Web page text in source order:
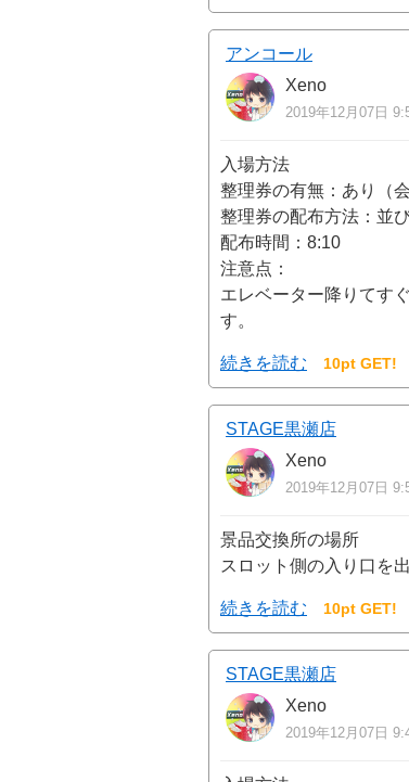
アンコール
Xeno
2019年12月07日
入場方法
整理券の有無：あり（
整理券の配布方法：並
配布時間：8:10
注意点：
エレベーター降りてす
す。
続きを読む 10pt GET!
STAGE黒瀬店
Xeno
2019年12月07日
景品交換所の場所
スロット側の入り口を
続きを読む 10pt GET!
STAGE黒瀬店
Xeno
2019年12月07日